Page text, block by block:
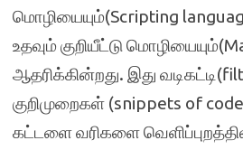
மொழியையும்(Scripting
உதவும் குறியீட்டு
ஆதரிக்கின்றது. இது
குறிமுறைகள் (snippets of
கட்டளை வரிகளை